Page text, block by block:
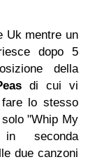
Uk mentre un
dopo 5
della
di cui vi
fare lo stesso
"Whip My
seconda
due canzoni